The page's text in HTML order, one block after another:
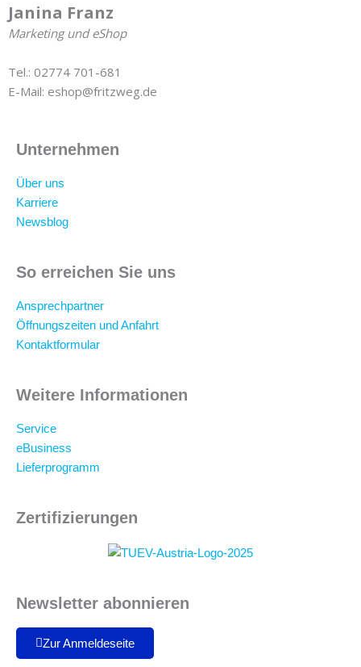
Janina Franz
Marketing und eShop
Tel.: 02774 701-681
E-Mail: eshop@fritzweg.de
Unternehmen
Über uns
Karriere
Newsblog
So erreichen Sie uns
Ansprechpartner
Öffnungszeiten und Anfahrt
Kontaktformular
Weitere Informationen
Service
eBusiness
Lieferprogramm
Zertifizierungen
Newsletter abonnieren
Zur Anmeldeseite